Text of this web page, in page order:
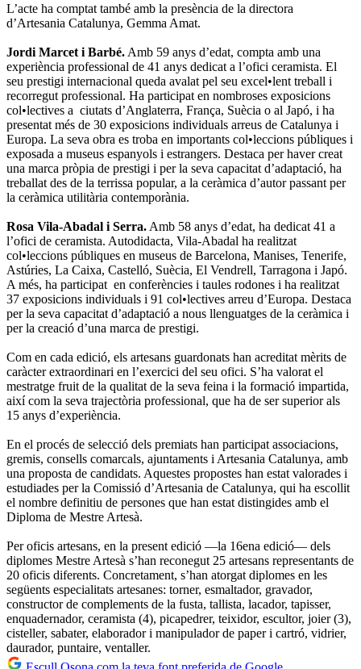
L’acte ha comptat també amb la presència de la directora
d’Artesania Catalunya, Gemma Amat.
Jordi Marcet i Barbé. Amb 59 anys d’edat, compta amb una
experiència professional de 41 anys dedicat a l’ofici ceramista. El
seu prestigi internacional queda avalat pel seu excel•lent treball i
recorregut professional. Ha participat en nombroses exposicions
col•lectives a ciutats d’Anglaterra, França, Suècia o al Japó, i ha
presentat més de 30 exposicions individuals arreus de Catalunya i
Europa. La seva obra es troba en importants col•leccions públiques i
exposada a museus espanyols i estrangers. Destaca per haver creat
una marca pròpia de prestigi i per la seva capacitat d’adaptació, ha
treballat des de la terrissa popular, a la ceràmica d’autor passant per
la ceràmica utilitària contemporània.
Rosa Vila-Abadal i Serra. Amb 58 anys d’edat, ha dedicat 41 a
l’ofici de ceramista. Autodidacta, Vila-Abadal ha realitzat
col•leccions públiques en museus de Barcelona, Manises, Tenerife,
Astúries, La Caixa, Castelló, Suècia, El Vendrell, Tarragona i Japó.
A més, ha participat en conferències i taules rodones i ha realitzat
37 exposicions individuals i 91 col•lectives arreu d’Europa. Destaca
per la seva capacitat d’adaptació a nous llenguatges de la ceràmica i
per la creació d’una marca de prestigi.
Com en cada edició, els artesans guardonats han acreditat mèrits de
caràcter extraordinari en l’exercici del seu ofici. S’ha valorat el
mestratge fruit de la qualitat de la seva feina i la formació impartida,
així com la seva trajectòria professional, que ha de ser superior als
15 anys d’experiència.
En el procés de selecció dels premiats han participat associacions,
gremis, consells comarcals, ajuntaments i Artesania Catalunya, amb
una proposta de candidats. Aquestes propostes han estat valorades i
estudiades per la Comissió d’Artesania de Catalunya, qui ha escollit
el nombre definitiu de persones que han estat distingides amb el
Diploma de Mestre Artesà.
Per oficis artesans, en la present edició —la 16ena edició— dels
diplomes Mestre Artesà s’han reconegut 25 artesans representants de
20 oficis diferents. Concretament, s’han atorgat diplomes en les
següents especialitats artesanes: torner, esmaltador, gravador,
constructor de complements de la fusta, tallista, lacador, tapisser,
enquadernador, ceramista (4), picapedrer, teixidor, escultor, joier (3),
cisteller, sabater, elaborador i manipulador de paper i cartró, vidrier,
daurador, puntaire, ventaller.